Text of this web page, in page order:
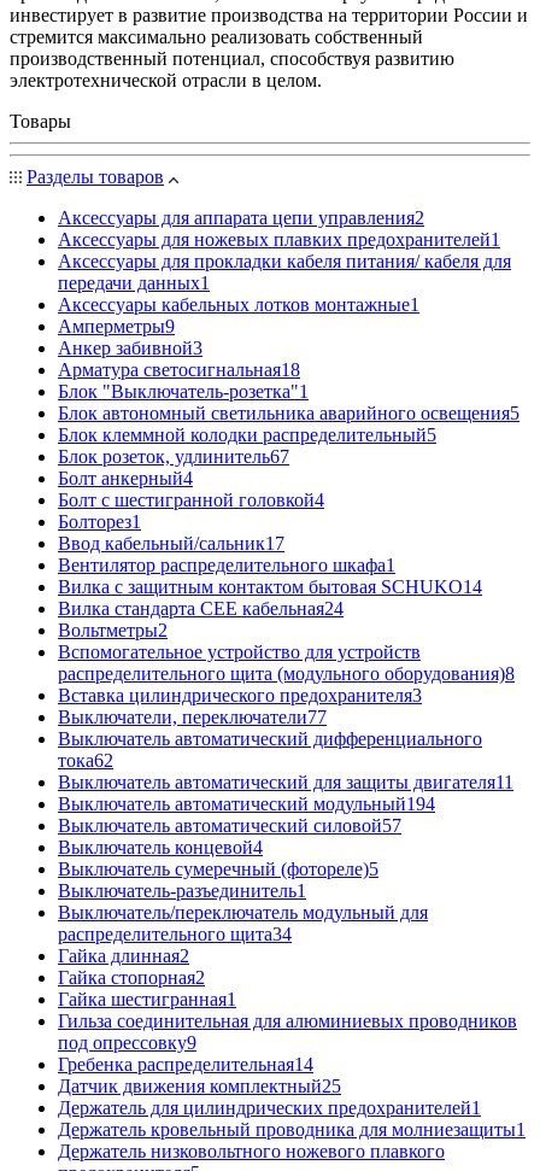
инвестирует в развитие производства на территории России и
стремится максимально реализовать собственный
производственный потенциал, способствуя развитию
электротехнической отрасли в целом.
Товары
Разделы товаров
Аксессуары для аппарата цепи управления2
Аксессуары для ножевых плавких предохранителей1
Аксессуары для прокладки кабеля питания/ кабеля для
передачи данных1
Аксессуары кабельных лотков монтажные1
Амперметры9
Анкер забивной3
Арматура светосигнальная18
Блок "Выключатель-розетка"1
Блок автономный светильника аварийного освещения5
Блок клеммной колодки распределительный5
Блок розеток, удлинитель67
Болт анкерный4
Болт с шестигранной головкой4
Болторез1
Ввод кабельный/сальник17
Вентилятор распределительного шкафа1
Вилка с защитным контактом бытовая SCHUKO14
Вилка стандарта CEE кабельная24
Вольтметры2
Вспомогательное устройство для устройств
распределительного щита (модульного оборудования)8
Вставка цилиндрического предохранителя3
Выключатели, переключатели77
Выключатель автоматический дифференциального
тока62
Выключатель автоматический для защиты двигателя11
Выключатель автоматический модульный194
Выключатель автоматический силовой57
Выключатель концевой4
Выключатель сумеречный (фотореле)5
Выключатель-разъединитель1
Выключатель/переключатель модульный для
распределительного щита34
Гайка длинная2
Гайка стопорная2
Гайка шестигранная1
Гильза соединительная для алюминиевых проводников
под опрессовку9
Гребенка распределительная14
Датчик движения комплектный25
Держатель для цилиндрических предохранителей1
Держатель кровельный проводника для молниезащиты1
Держатель низковольтного ножевого плавкого